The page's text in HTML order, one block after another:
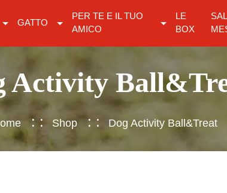
GATTO
PER TE E IL TUO
AMICO
LE
BOX
Activity
Shop Dog Activity Ball&Treat